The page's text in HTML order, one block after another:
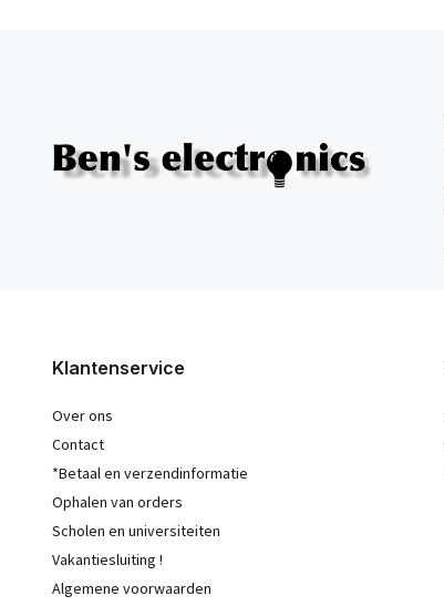
Klantenservice
Over ons
Contact
*Betaal en verzendinformatie
Ophalen van orders
Scholen en universiteiten
Vakantiesluiting !
Algemene voorwaarden